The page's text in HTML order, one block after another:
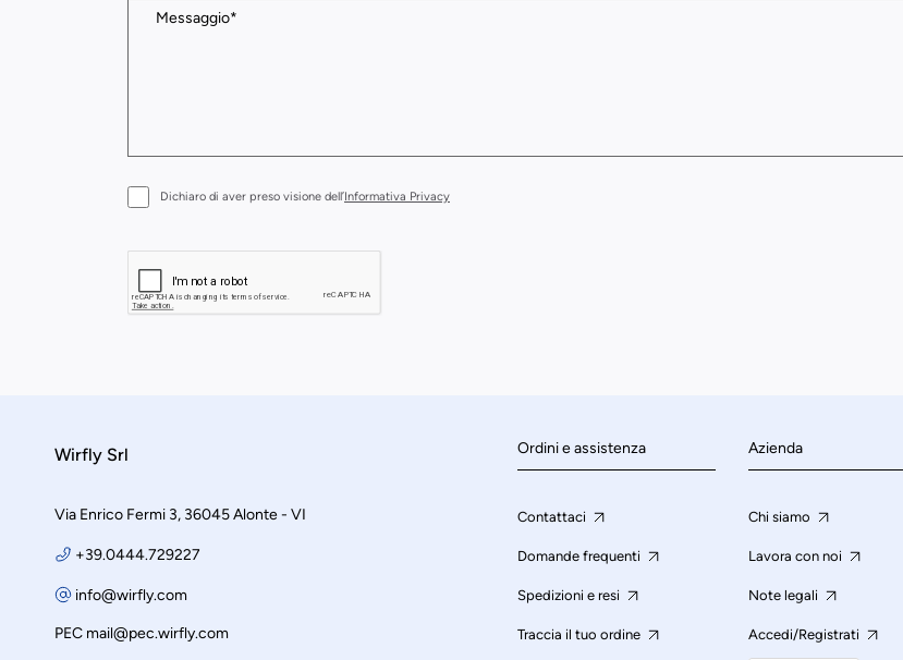
Dichiaro di aver preso visione dell’Informativa Privacy
Wirfly Srl
Via Enrico Fermi 3, 36045 Alonte - VI
+39.0444.729227
info@wirfly.com
PEC mail@pec.wirfly.com
Ordini e assistenza
Contattaci
Domande frequenti
Spedizioni e resi
Traccia il tuo ordine
Azienda
Chi siamo
Lavora con noi
Note legali
Accedi/Registrati